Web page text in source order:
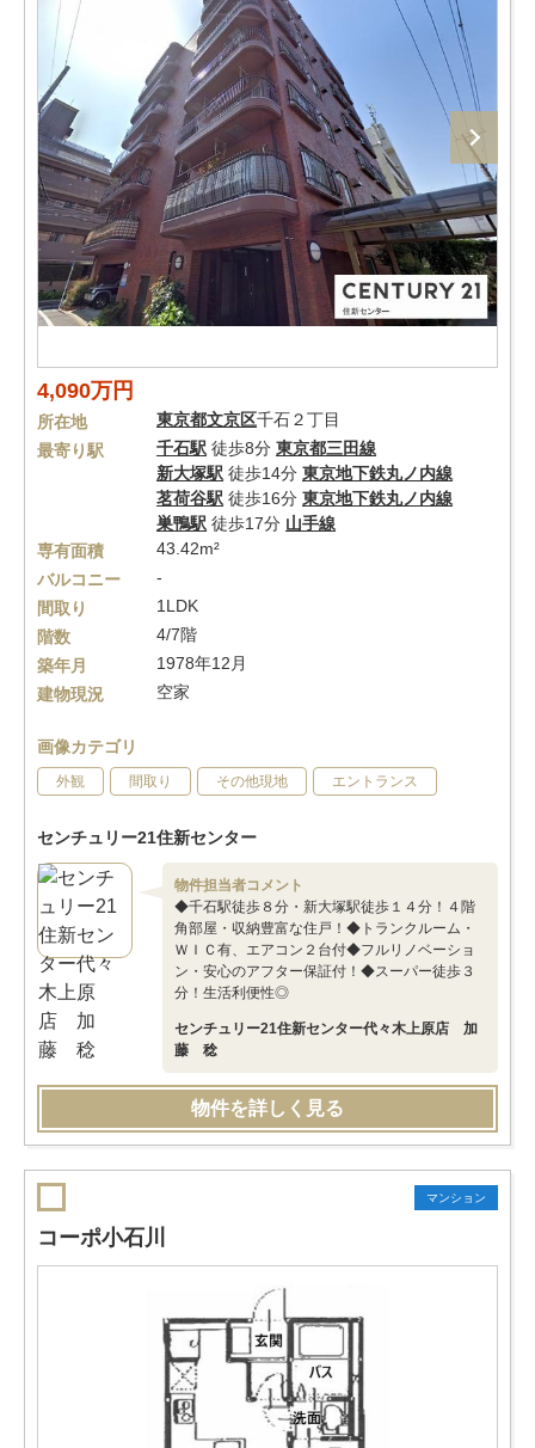
4,090万円
所在地 東京都文京区千石２丁目
最寄り駅
千石駅 徒歩8分 東京都三田線
新大塚駅 徒歩14分 東京地下鉄丸ノ内線
茗荷谷駅 徒歩16分 東京地下鉄丸ノ内線
巣鴨駅 徒歩17分 山手線
専有面積
43.42m²
バルコニー
-
間取り
1LDK
階数
4/7階
築年月
1978年12月
建物現況
空家
画像カテゴリ
外観 間取り その他現地 エントランス
センチュリー21住新センター
物件担当者コメント
◆千石駅徒歩８分・新大塚駅徒歩１４分！４階
角部屋・収納豊富な住戸！◆トランクルーム・
ＷＩＣ有、エアコン２台付◆フルリノベーショ
ン・安心のアフター保証付！◆スーパー徒歩３
分！生活利便性◎
センチュリー21住新センター代々木上原店 加
藤 稔
物件を詳しく見る
マンション
コーポ小石川